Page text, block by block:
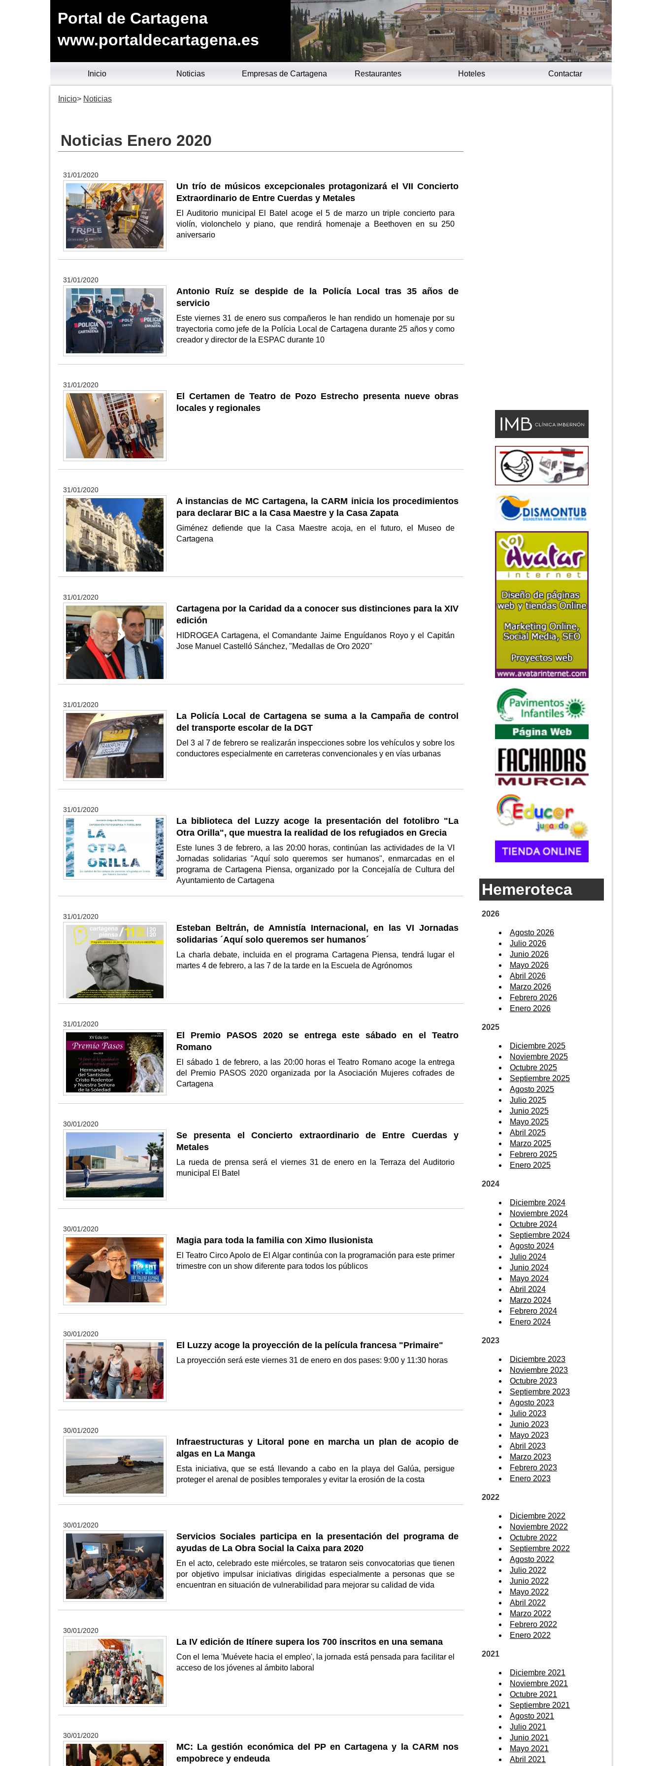
Portal de Cartagena
www.portaldecartagena.es
Inicio Noticias Empresas de Cartagena Restaurantes Hoteles Contactar
Inicio Noticias
Noticias Enero 2020
31/01/2020
Un trío de músicos excepcionales protagonizará el VII Concierto
Extraordinario de Entre Cuerdas y Metales
El Auditorio municipal El Batel acoge el 5 de marzo un triple concierto para
violín, violonchelo y piano, que rendirá homenaje a Beethoven en su 250
aniversario
31/01/2020
Antonio Ruíz se despide de la Policía Local tras 35 años de
servicio
Este viernes 31 de enero sus compañeros le han rendido un homenaje por su
trayectoria como jefe de la Polícia Local de Cartagena durante 25 años y como
creador y director de la ESPAC durante 10
31/01/2020
El Certamen de Teatro de Pozo Estrecho presenta nueve obras
locales y regionales
31/01/2020
A instancias de MC Cartagena, la CARM inicia los procedimientos
para declarar BIC a la Casa Maestre y la Casa Zapata
Giménez defiende que la Casa Maestre acoja, en el futuro, el Museo de
Cartagena
31/01/2020
Cartagena por la Caridad da a conocer sus distinciones para la XIV
edición
HIDROGEA Cartagena, el Comandante Jaime Enguídanos Royo y el Capitán
Jose Manuel Castelló Sánchez, "Medallas de Oro 2020"
31/01/2020
La Policía Local de Cartagena se suma a la Campaña de control
del transporte escolar de la DGT
Del 3 al 7 de febrero se realizarán inspecciones sobre los vehículos y sobre los
conductores especialmente en carreteras convencionales y en vías urbanas
31/01/2020
La biblioteca del Luzzy acoge la presentación del fotolibro "La
Otra Orilla", que muestra la realidad de los refugiados en Grecia
Este lunes 3 de febrero, a las 20:00 horas, continúan las actividades de la VI
Jornadas solidarias "Aquí solo queremos ser humanos", enmarcadas en el
programa de Cartagena Piensa, organizado por la Concejalía de Cultura del
Ayuntamiento de Cartagena
31/01/2020
Esteban Beltrán, de Amnistía Internacional, en las VI Jornadas
solidarias ´Aquí solo queremos ser humanos´
La charla debate, incluida en el programa Cartagena Piensa, tendrá lugar el
martes 4 de febrero, a las 7 de la tarde en la Escuela de Agrónomos
31/01/2020
El Premio PASOS 2020 se entrega este sábado en el Teatro
Romano
El sábado 1 de febrero, a las 20:00 horas el Teatro Romano acoge la entrega
del Premio PASOS 2020 organizada por la Asociación Mujeres cofrades de
Cartagena
30/01/2020
Se presenta el Concierto extraordinario de Entre Cuerdas y
Metales
La rueda de prensa será el viernes 31 de enero en la Terraza del Auditorio
municipal El Batel
30/01/2020
Magia para toda la familia con Ximo Ilusionista
El Teatro Circo Apolo de El Algar continúa con la programación para este primer
trimestre con un show diferente para todos los públicos
30/01/2020
El Luzzy acoge la proyección de la película francesa "Primaire"
La proyección será este viernes 31 de enero en dos pases: 9:00 y 11:30 horas
30/01/2020
Infraestructuras y Litoral pone en marcha un plan de acopio de
algas en La Manga
Esta iniciativa, que se está llevando a cabo en la playa del Galúa, persigue
proteger el arenal de posibles temporales y evitar la erosión de la costa
30/01/2020
Servicios Sociales participa en la presentación del programa de
ayudas de La Obra Social la Caixa para 2020
En el acto, celebrado este miércoles, se trataron seis convocatorias que tienen
por objetivo impulsar iniciativas dirigidas especialmente a personas que se
encuentran en situación de vulnerabilidad para mejorar su calidad de vida
30/01/2020
La IV edición de Itínere supera los 700 inscritos en una semana
Con el lema 'Muévete hacia el empleo', la jornada está pensada para facilitar el
acceso de los jóvenes al ámbito laboral
30/01/2020
MC: La gestión económica del PP en Cartagena y la CARM nos
empobrece y endeuda
Hemeroteca
2026
Agosto 2026
Julio 2026
Junio 2026
Mayo 2026
Abril 2026
Marzo 2026
Febrero 2026
Enero 2026
2025
Diciembre 2025
Noviembre 2025
Octubre 2025
Septiembre 2025
Agosto 2025
Julio 2025
Junio 2025
Mayo 2025
Abril 2025
Marzo 2025
Febrero 2025
Enero 2025
2024
Diciembre 2024
Noviembre 2024
Octubre 2024
Septiembre 2024
Agosto 2024
Julio 2024
Junio 2024
Mayo 2024
Abril 2024
Marzo 2024
Febrero 2024
Enero 2024
2023
Diciembre 2023
Noviembre 2023
Octubre 2023
Septiembre 2023
Agosto 2023
Julio 2023
Junio 2023
Mayo 2023
Abril 2023
Marzo 2023
Febrero 2023
Enero 2023
2022
Diciembre 2022
Noviembre 2022
Octubre 2022
Septiembre 2022
Agosto 2022
Julio 2022
Junio 2022
Mayo 2022
Abril 2022
Marzo 2022
Febrero 2022
Enero 2022
2021
Diciembre 2021
Noviembre 2021
Octubre 2021
Septiembre 2021
Agosto 2021
Julio 2021
Junio 2021
Mayo 2021
Abril 2021